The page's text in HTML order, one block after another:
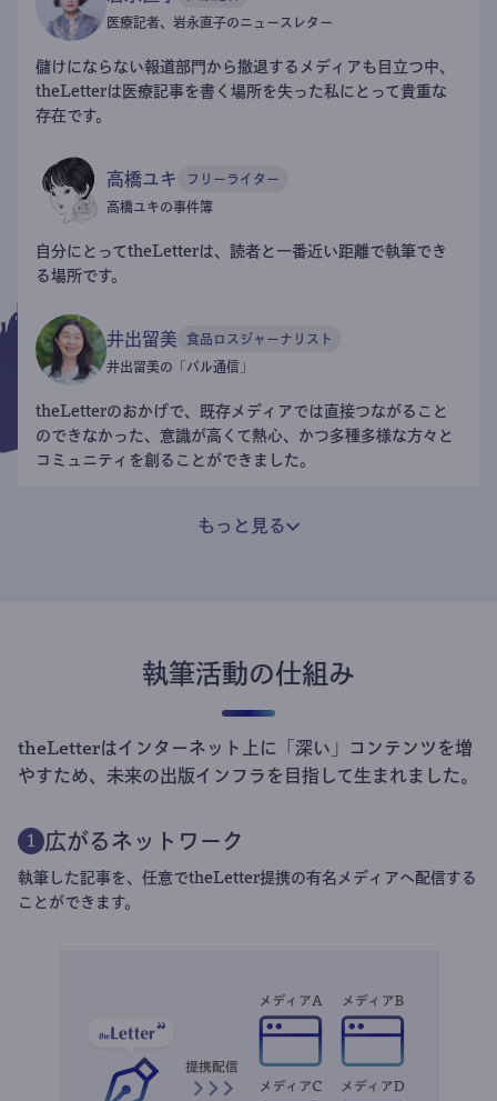
医療記者、岩永直子のニュースレター
儲けにならない報道部門から撤退するメディアも目立つ中、
theLetterは医療記事を書く場所を失った私にとって貴重な
存在です。
高橋ユキ フリーライター
高橋ユキの事件簿
自分にとってtheLetterは、読者と一番近い距離で執筆でき
る場所です。
井出留美 食品ロスジャーナリスト
井出留美の「パル通信」
theLetterのおかげで、既存メディアでは直接つながること
のできなかった、意識が高くて熱心、かつ多種多様な方々と
コミュニティを創ることができました。
もっと見る
執筆活動の仕組み
theLetterはインターネット上に「深い」コンテンツを増
やすため、未来の出版インフラを目指して生まれました。
1 広がるネットワーク
執筆した記事を、任意でtheLetter提携の有名メディアへ配信する
ことができます。